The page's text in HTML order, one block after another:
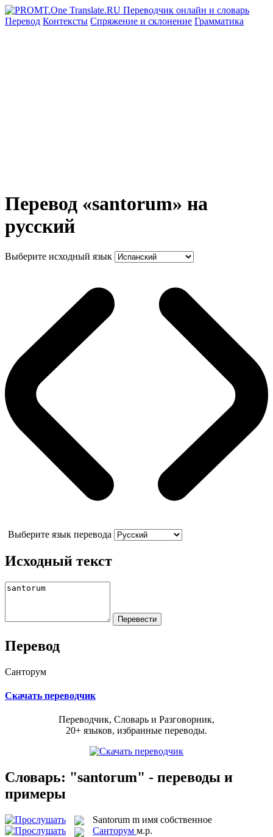
Перевод Контексты Спряжение и склонение Грамматика
Перевод «santorum» на
русский
Выберите исходный язык
Выберите язык перевода
Исходный текст
Перевод
Санторум
Скачать переводчик
Переводчик, Словарь и Разговорник,
20+ языков, избранные переводы.
Словарь: "santorum" - переводы и
примеры
Santorum m имя собственное
Санторум м.р.